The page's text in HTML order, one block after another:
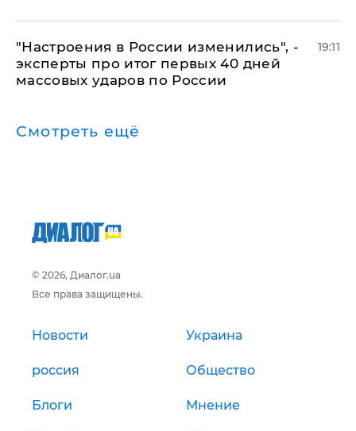
"Настроения в России изменились", -
эксперты про итог первых 40 дней
массовых ударов по России
19:11
Смотреть ещё
© 2026, Диалог.ua
Все права защищены.
Новости Украина
россия Общество
Блоги Мнение